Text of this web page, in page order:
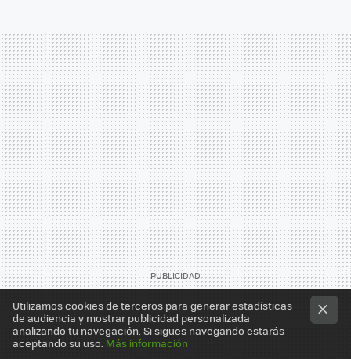
Utilizamos cookies de terceros para generar estadísticas
de audiencia y mostrar publicidad personalizada
analizando tu navegación. Si sigues navegando estarás
aceptando su uso. Más información